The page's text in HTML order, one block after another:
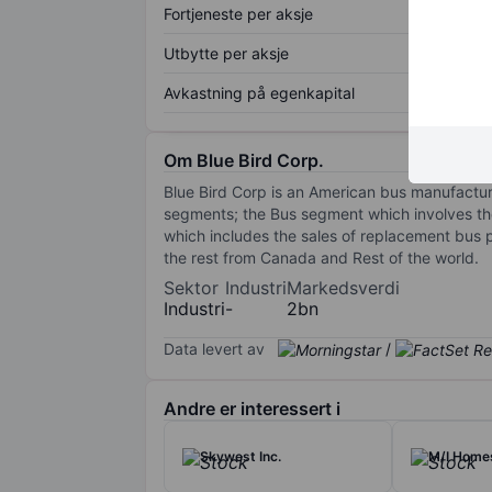
Fortjeneste per aksje
Utbytte per aksje
Avkastning på egenkapital
Om Blue Bird Corp.
Blue Bird Corp is an American bus
segments; the Bus segment which involves
which includes the sales of replacement bus
the rest from Canada and Rest of the world.
Sektor
Industri
Industri
-
Markedsverdi
2bn
Data levert av /
Andre er interessert i
Skywest Inc. M/I